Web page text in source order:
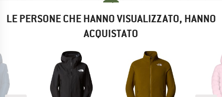
LE PERSONE CHE HANNO VISUALIZZATO, HANNO
ACQUISTATO